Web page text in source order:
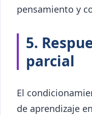
pensamiento y
5.
parcial
El
de aprendizaje